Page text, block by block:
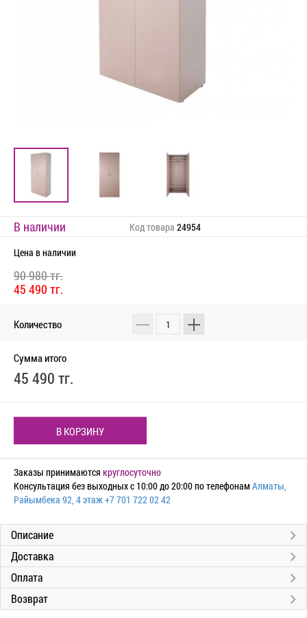
В наличии Код товара24954
Цена в наличии
90 980 тг.
45 490 тг.
Количество
Сумма итого
45 490 тг.
В КОРЗИНУ
Заказы принимаются круглосуточно
Консультация без выходных с 10:00 до 20:00 по телефонамАлматы,
Райымбека 92, 4 этаж+7 701 722 02 42
Описание
Доставка
Оплата
Возврат